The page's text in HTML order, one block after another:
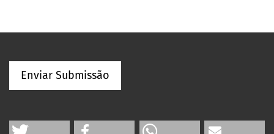
Enviar Submissão